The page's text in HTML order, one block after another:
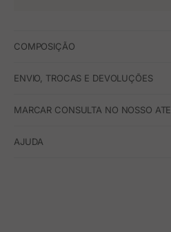
COMPOSIÇÃO
ENVIO, TROCAS E DEVOLUÇÕES
MARCAR CONSULTA NO NOSSO
AJUDA